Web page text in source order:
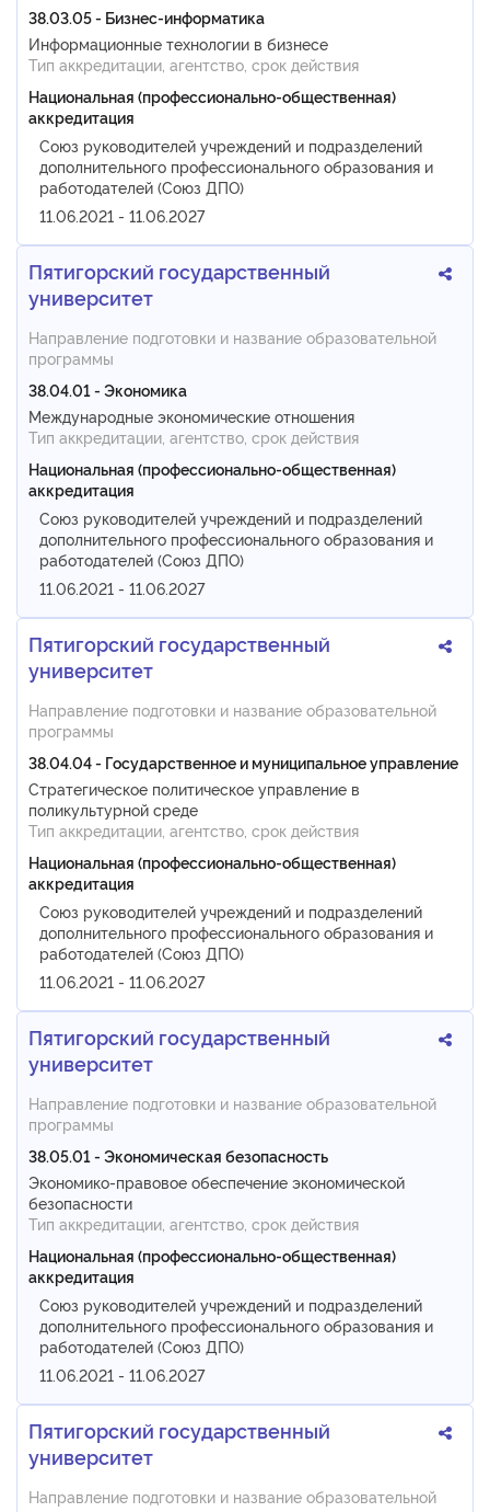
38.03.05 - Бизнес-информатика
Информационные технологии в бизнесе
Тип аккредитации, агентство, срок действия
Национальная (профессионально-общественная)
аккредитация
Союз руководителей учреждений и подразделений
дополнительного профессионального образования и
работодателей (Союз ДПО)
11.06.2021 - 11.06.2027
Пятигорский государственный
университет
Направление подготовки и название образовательной
программы
38.04.01 - Экономика
Международные экономические отношения
Тип аккредитации, агентство, срок действия
Национальная (профессионально-общественная)
аккредитация
Союз руководителей учреждений и подразделений
дополнительного профессионального образования и
работодателей (Союз ДПО)
11.06.2021 - 11.06.2027
Пятигорский государственный
университет
Направление подготовки и название образовательной
программы
38.04.04 - Государственное и муниципальное управление
Стратегическое политическое управление в
поликультурной среде
Тип аккредитации, агентство, срок действия
Национальная (профессионально-общественная)
аккредитация
Союз руководителей учреждений и подразделений
дополнительного профессионального образования и
работодателей (Союз ДПО)
11.06.2021 - 11.06.2027
Пятигорский государственный
университет
Направление подготовки и название образовательной
программы
38.05.01 - Экономическая безопасность
Экономико-правовое обеспечение экономической
безопасности
Тип аккредитации, агентство, срок действия
Национальная (профессионально-общественная)
аккредитация
Союз руководителей учреждений и подразделений
дополнительного профессионального образования и
работодателей (Союз ДПО)
11.06.2021 - 11.06.2027
Пятигорский государственный
университет
Направление подготовки и название образовательной